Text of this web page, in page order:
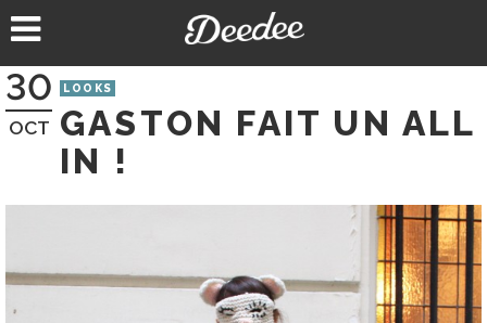
au
30
OCT
LOOKS
GASTON FAIT UN ALL
IN !